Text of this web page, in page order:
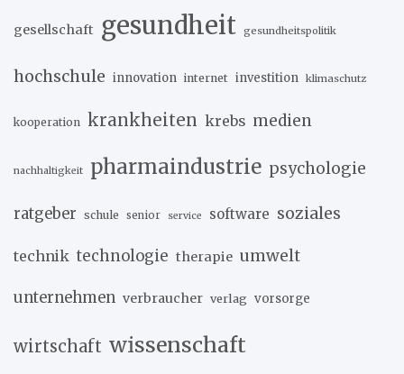
gesellschaft gesundheit gesundheitspolitik
hochschule innovation internet investition klimaschutz
kooperation krankheiten krebs medien
nachhaltigkeit pharmaindustrie psychologie
ratgeber schule senior service software soziales
technik technologie therapie umwelt
unternehmen verbraucher verlag vorsorge
wirtschaft wissenschaft